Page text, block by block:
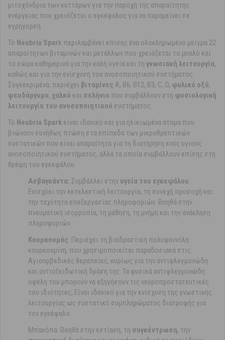
μιτοχόνδρια των κυττάρων για την παροχή της απαραίτητης
ενέργειας που χρειάζεται ο εγκέφαλος για να παραμείνει σε
εγρήγορση.
Το Neubria Spark περιλαμβάνει επίσης ένα ολοκληρωμένο μείγμα 22
απαραίτητων βιταμινών και μετάλλων που χρειάζεται το μυαλό και
το σώμα καθημερινά για την καλή υγεία και τη γνωσιακή λειτουργία,
καθώς και για την ενίσχυση του ανοσοποιητικού συστήματος.
Συγκεκριμένα, περιέχει βιταμίνες A, B6, B12, B3, C, D, φολικό οξύ,
ψευδάργυρο, χαλκό και σελήνιο που συμβάλλουν στη φυσιολογική
λειτουργία του ανοσοποιητικού συστήματος.
Το Neubria Spark είναι ιδανικό και για ηλικιωμένα άτομα που
βιώνουν συνήθως πτώση στα επίπεδα των μικροθρεπτικών
συστατικών που είναι απαραίτητα για τη διατήρηση ενός υγιούς
ανοσοποιητικού συστήματος, αλλά τα οποία συμβάλλουν επίσης στη
θρέψη του εγκεφάλου.
Ασβαγκάντα: Συμβάλλει στην υγεία του εγκεφάλου.
Ενισχύει την εκτελεστική λειτουργία, τη συνεχή προσοχή και
την ταχύτητα επεξεργασίας πληροφοριών. Βοηθά στην
πνευματική ισορροπία, τη μάθηση, τη μνήμη και την ανάκληση
πληροφοριών.
Κουρκουμάς: Περιέχει τη βιοδραστική πολυφαινόλη
κουρκουμίνη, που χρησιμοποιείται παραδοσιακά στις
Αγιουρβεδικές θεραπείες, κυρίως για την αντιφλεγμονώδη
και αντιοξειδωτική δράση της. Τα φυσικά αντιφλεγμονώδη
οφέλη του μπορούν να εξηγήσουν τις νευροπροστατευτικές
του ιδιότητες, Είναι ιδανικό για την ενίσχυση της γνωστικής
λειτουργίας ως συστατικό συμπληρώματος διατροφής για
τον εγκέφαλο.
Μπακόπα: Βοηθά στην εστίαση, τη συγκέντρωση, την